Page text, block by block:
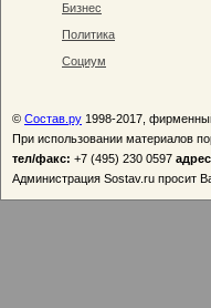
Бизнес
Политика
Социум
© Состав.ру 1998-2017,
При использовании материалов
тел/факс: +7 (495) 230 0597
Администрация Sostav.ru просит